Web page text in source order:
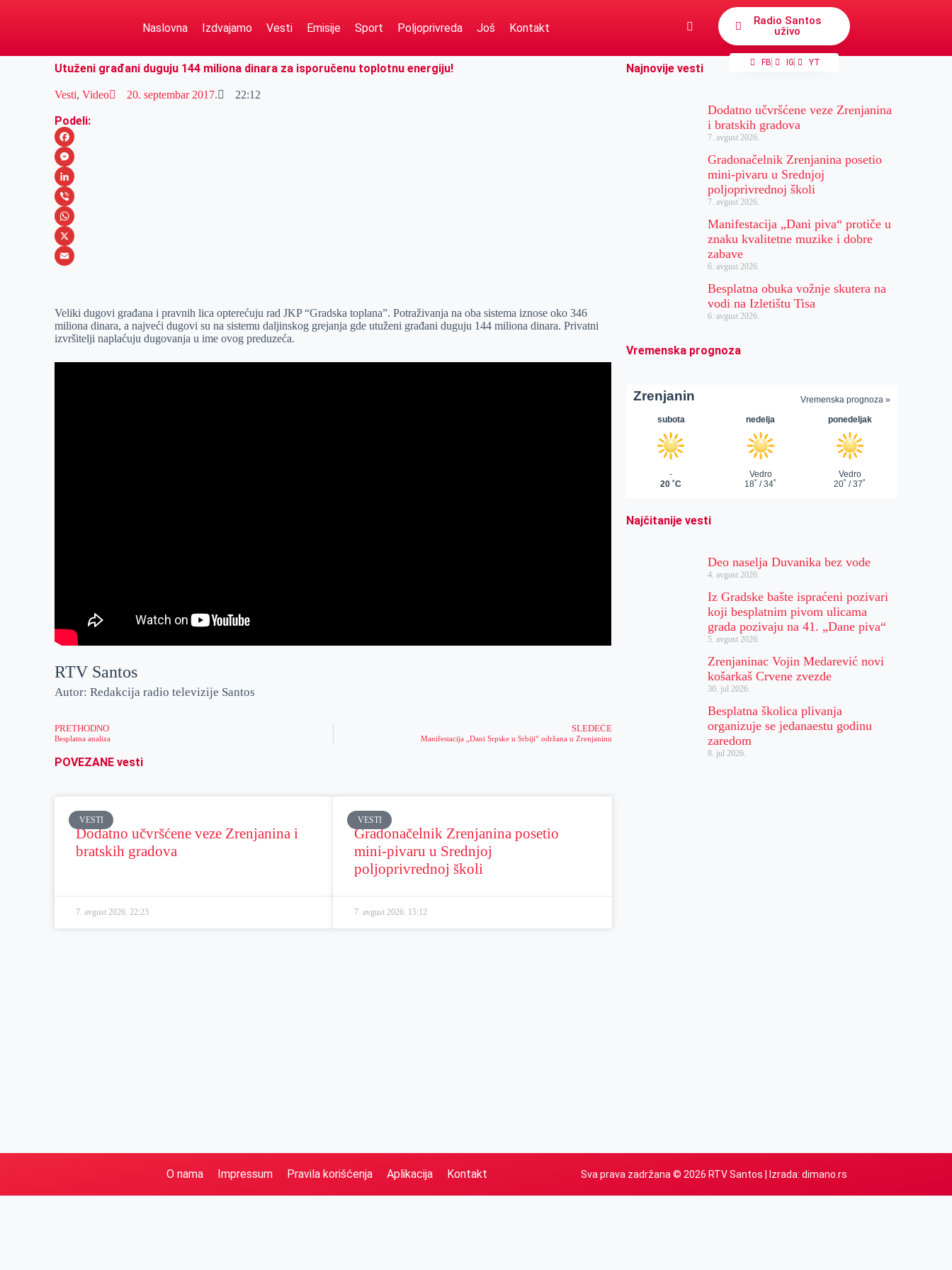
Naslovna Izdvajamo Vesti Emisije Sport Poljoprivreda Još Kontakt
Radio Santos
uživo
FB IG YT
Utuženi građani duguju 144 miliona dinara za isporučenu toplotnu energiju!
Vesti,Video 20. septembar 2017. 22:12
Podeli:
F
a
c
e
b
o
M
e
s
s
e
e
r
L
i
n
k
I
n
V
i
b
W
h
s
A
X
a
i
Veliki dugovi građana i pravnih lica opterećuju rad JKP “Gradska toplana”. Potraživanja na oba sistema iznose oko 346
miliona dinara, a najveći dugovi su na sistemu daljinskog grejanja gde utuženi građani duguju 144 miliona dinara. Privatni
izvršitelji naplaćuju dugovanja u ime ovog preduzeća.
RTV Santos
Autor: Redakcija radio televizije Santos
PRETHODNO
Besplatna analiza
SLEDEĆE
Manifestacija „Dani Srpske u Srbiji“ održana u Zrenjaninu
POVEZANE vesti
VESTI
Dodatno učvršćene veze Zrenjanina i
bratskih gradova
7. avgust 2026. 22:23
VESTI
Gradonačelnik Zrenjanina posetio
mini-pivaru u Srednjoj
poljoprivrednoj školi
7. avgust 2026. 15:12
Najnovije vesti
Dodatno učvršćene veze Zrenjanina
i bratskih gradova
7. avgust 2026.
Gradonačelnik Zrenjanina posetio
mini-pivaru u Srednjoj
poljoprivrednoj školi
7. avgust 2026.
Manifestacija „Dani piva“ protiče u
znaku kvalitetne muzike i dobre
zabave
6. avgust 2026.
Besplatna obuka vožnje skutera na
vodi na Izletištu Tisa
6. avgust 2026.
Vremenska prognoza
Najčitanije vesti
Deo naselja Duvanika bez vode
4. avgust 2026.
Iz Gradske bašte ispraćeni pozivari
koji besplatnim pivom ulicama
grada pozivaju na 41. „Dane piva“
5. avgust 2026.
Zrenjaninac Vojin Medarević novi
košarkaš Crvene zvezde
30. jul 2026.
Besplatna školica plivanja
organizuje se jedanaestu godinu
zaredom
8. jul 2026.
O nama Impressum Pravila korišćenja Aplikacija Kontakt Sva prava zadržana © 2026 RTV Santos | Izrada: dimano.rs